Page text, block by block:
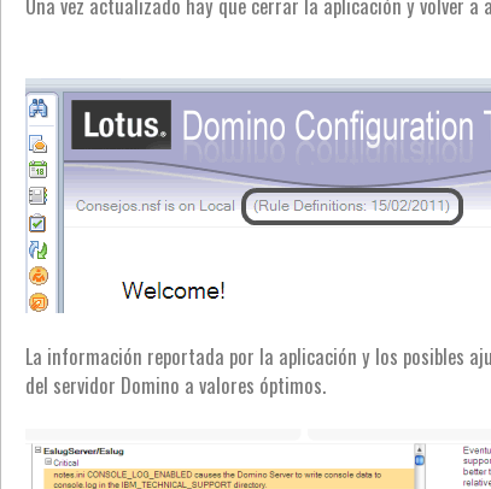
La información reportada por la aplicación y los posibles
del servidor Domino a valores óptimos.